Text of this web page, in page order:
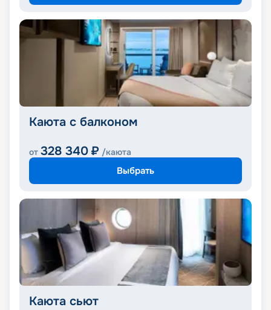
Каюта с балконом
от 328 340 ₽ /каюта
Выбрать
Каюта сьют